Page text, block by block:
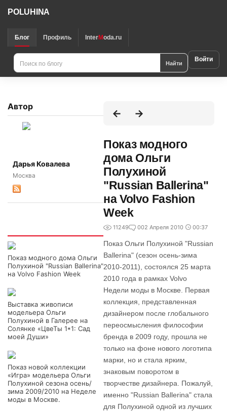
POLUHINA
Блог Профиль InterModa.ru
Найти Войти
Автор
Дарья Ковалева
Москва
Показ модного дома Ольги
Полухиной "Russian Ballerina"
на Volvo Fashion Week
Выставка живописи
модельера Ольги
Полухиной в Галерее на
Солянке «ЦвеТы 1*1: Сад
моей Души»
Показ новой коллекции
«Игра» модельера Ольги
Полухиной сезона осень/
зима 2009/2010 на Неделе
моды в Москве.
Показ модного
дома Ольги
Полухиной
"Russian Ballerina"
на Volvo Fashion
Week
11249 002 Апреля 2010 00:37
Показ Ольги Полухиной "Russian
Ballerina" (сезон осень-зима
2010-2011), состоялся 25 марта
2010 года в рамках Volvo
Недели моды в Москве. Первая
коллекция, представленная
дизайнером после глобального
переосмысления философии
бренда в 2009 году, прошла не
только на фоне нового логотипа
марки, но и стала ярким,
знаковым поворотом в
творчестве дизайнера. Пожалуй,
именно "Russian Ballerina" стала
для Полухиной одной из лучших